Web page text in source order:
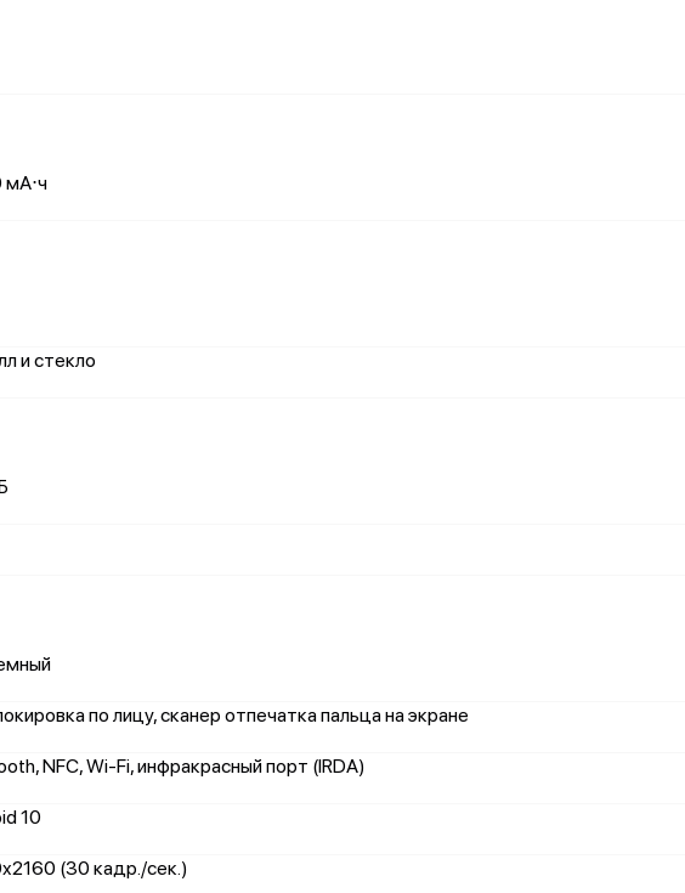
и стекло
по лицу, сканер отпечатка пальца на экране
NFC, Wi-Fi, инфракрасный порт (IRDA)
10
(30 кадр./сек.)